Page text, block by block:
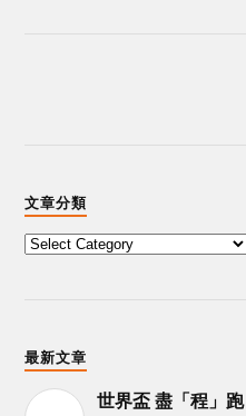
文章分類
最新文章
世界盃 盡「程」跑